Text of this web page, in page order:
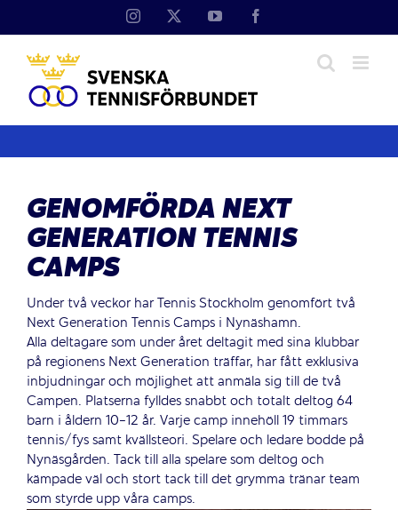
Instagram YouTube
GENOMFÖRDA NEXT
GENERATION TENNIS
CAMPS
Under två veckor har Tennis Stockholm genomfört två
Next Generation Tennis Camps i Nynäshamn.
Alla deltagare som under året deltagit med sina klubbar
på regionens Next Generation träffar, har fått exklusiva
inbjudningar och möjlighet att anmäla sig till de två
Campen. Platserna fylldes snabbt och totalt deltog 64
barn i åldern 10-12 år. Varje camp innehöll 19 timmars
tennis/fys samt kvällsteori. Spelare och ledare bodde på
Nynäsgården. Tack till alla spelare som deltog och
kämpade väl och stort tack till det grymma tränar team
som styrde upp våra camps.